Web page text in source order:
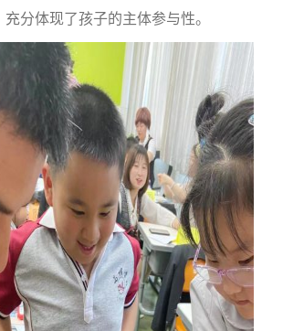
分体现了孩子的主体参与性。